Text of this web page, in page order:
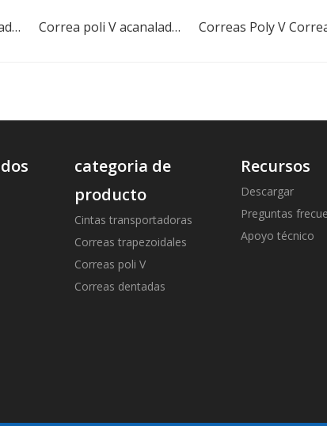
Correa poli V acanalada automotriz PH PJ PL PK para automóviles Correa poli V acanalada automotriz PH PJ PL PK para automóviles
categoria de
producto
Cintas transportadoras
Correas trapezoidales
Correas poli V
Correas dentadas
Recursos
Descargar
Preguntas
Apoyo técnico